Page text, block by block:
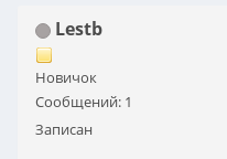
Lestb
Новичок
Сообщений: 1
Записан